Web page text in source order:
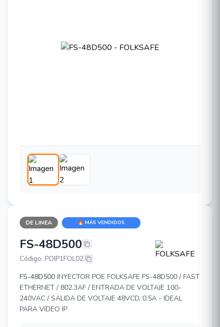
DE LINEA 🔥 MÁS VENDIDOS
FOLKSAFE FS-48D500
FS-48D500
Código: POIP1FOL02
FS-48D500 INYECTOR POE FOLKSAFE FS-48D500 / FAST
ETHERNET / 802.3AF / ENTRADA DE VOLTAJE 100-
240VAC / SALIDA DE VOLTAJE 48VCD, 0.5A - IDEAL
PARA VIDEO IP